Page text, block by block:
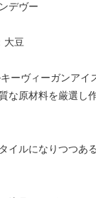
デヴー
大豆
ーヴィーガンア
な原材料を厳選し
イルになりつつあ